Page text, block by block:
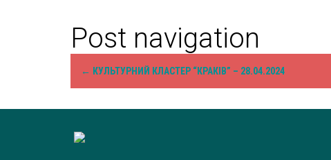
Post navigation
← КУЛЬТУРНИЙ КЛАСТЕР “КРАКІВ” – 28.04.2024